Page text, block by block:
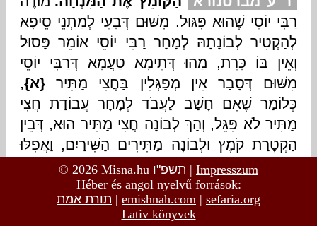
© 2026 Misna.hu תשפ"ו | Impresszum
Héber és angol nyelvű források:
תורת אמת | emishnah.com | sefaria.org
Lativ könyvek